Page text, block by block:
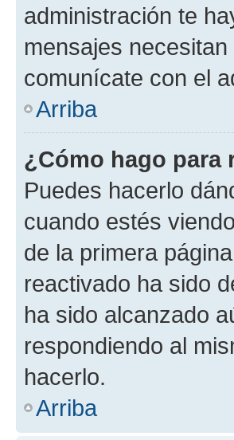
administración te
mensajes
comunícate con el
Arriba
¿Cómo hago para
Puedes hacerlo
cuando estés
de la primera
reactivado ha sido
ha sido alcanzado
respondiendo al
hacerlo.
Arriba